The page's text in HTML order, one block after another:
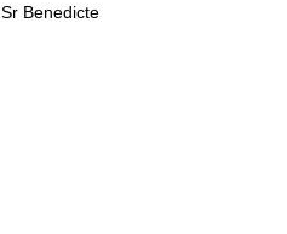
Sr Benedicte